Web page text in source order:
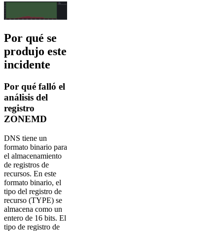
Por qué se
produjo este
incidente
Por qué falló el
análisis del
registro
ZONEMD
DNS tiene un
formato binario para
el almacenamiento
de registros de
recursos. En este
formato binario, el
tipo del registro de
recurso (TYPE) se
almacena como un
entero de 16 bits. El
tipo de registro de